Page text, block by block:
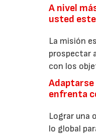
A nivel
usted
La misión
prospectar
con los
Adaptarse
enfrenta
Lograr una
lo global